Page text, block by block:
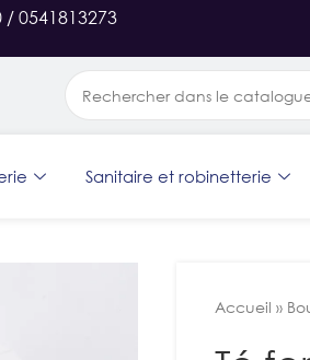
/ 0541813273
Sanitaire et robinetterie
Accueil »